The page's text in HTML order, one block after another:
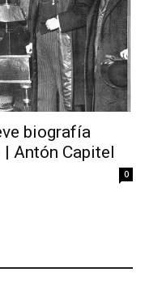
biografía
Antón Capitel
0